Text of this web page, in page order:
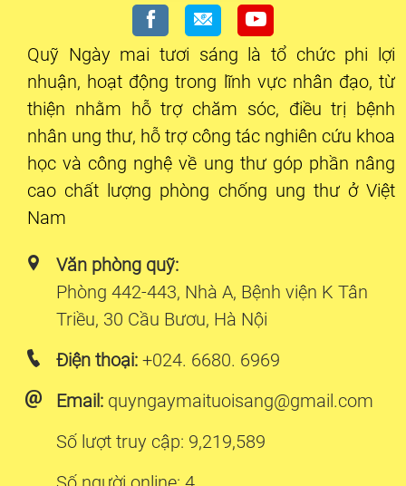
Quỹ Ngày mai tươi sáng là tổ chức phi lợi
nhuận, hoạt động trong lĩnh vực nhân đạo, từ
thiện nhằm hỗ trợ chăm sóc, điều trị bệnh
nhân ung thư, hỗ trợ công tác nghiên cứu khoa
học và công nghệ về ung thư góp phần nâng
cao chất lượng phòng chống ung thư ở Việt
Nam
Văn phòng quỹ:
Phòng 442-443, Nhà A, Bệnh viện K Tân
Triều, 30 Cầu Bươu, Hà Nội
Điện thoại: +024. 6680. 6969
Email: quyngaymaituoisang@gmail.com
Số lượt truy cập: 9,219,589